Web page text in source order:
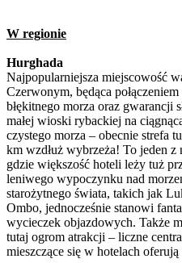
W regionie
Hurghada
Najpopularniejsza miejscowość
Czerwonym, będąca
błękitnego morza oraz gwarancji
małej wioski rybackiej na
czystego morza – obecnie strefa
km wzdłuż wybrzeża! To jeden
gdzie większość hoteli leży tuż
leniwego wypoczynku nad
starożytnego świata, takich jak
Ombo, jednocześnie stanowi
wycieczek objazdowych. Także
tutaj ogrom atrakcji – liczne
mieszczące się w hotelach